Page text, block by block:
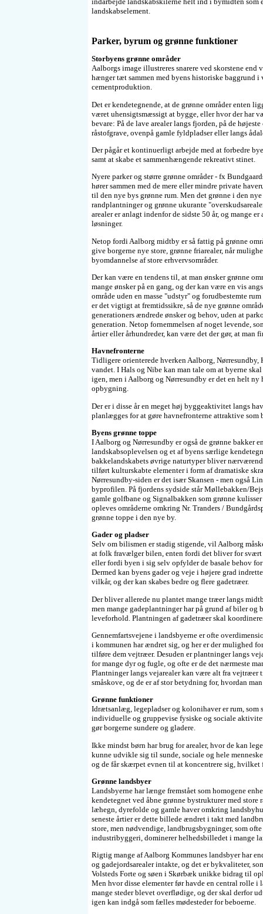
landskabselement.
Parker, byrum og grønne funktioner
Storbyens grønne områder
Aalborgs image illustreres snarere ved skorstene end
hænger tæt sammen med byens historiske baggrund
cementproduktion.
Det er kendetegnende, at de grønne områder enten
været uhensigtsmæssigt at bygge, eller hvor der har
bevare: På de lave arealer langs fjorden, på de
råstofgrave, ovenpå gamle fyldpladser eller langs
Der pågår et kontinuerligt arbejde med at forbedre
samt at skabe et sammenhængende rekreativt stinet.
Nyere parker og større grønne områder - fx
hører sammen med de mere eller mindre private
til den nye bys grønne rum. Men det grønne i den
randplantninger og grønne ukurante
arealer er anlagt indenfor de sidste 50 år, og mange
løsninger.
Netop fordi Aalborg midtby er så fattig på grønne
give borgerne nye store, grønne friarealer, når
byomdannelse af store erhvervsområder.
Der kan være en tendens til, at man ønsker grønne
mange ønsker på en gang, og der kan være en vis
område uden en masse "udstyr" og forudbestemte
er det vigtigt at fremtidssikre, så de nye grønne
generationers ændrede ønsker og behov, uden at
generation. Netop fornemmelsen af noget levende,
årtier eller århundreder, kan være det der gør, at man
Havnefronterne
Tidligere orienterede hverken Aalborg, Nørresundby,
vandet. I Hals og Nibe kan man tale om at byerne
igen, men i Aalborg og Nørresundby er det en helt ny
opbygning.
Der er i disse år en meget høj byggeaktivitet langs
planlægges for at gøre havnefronterne attraktive som
Byens grønne toppe
I Aalborg og Nørresundby er også de grønne bakker
landskabsoplevelsen og et af byens særlige
bakkelandskabets øvrige naturtyper bliver
tilført kulturskabte elementer i form af dramatiske
Nørresundby-siden er det især Skansen - men også
byprofilen. På fjordens sydside står Møllebakken/
gamle golfbane og Signalbakken som grønne
opleves områderne omkring Nr. Tranders /
grønne toppe i den nye by.
Gader og pladser
Selv om bilismen er stadig stigende, vil Aalborg
at folk fravælger bilen, enten fordi det bliver for svært
eller fordi byen i sig selv opfylder de basale behov
Dermed kan byens gader og veje i højere grad
vilkår, og der kan skabes bedre og flere gadetræer.
Der bliver allerede nu plantet mange træer langs
men mange gadeplantninger har på grund af biler og
leveforhold. Plantningen af gadetræer skal
Gennemfartsvejene i landsbyerne er ofte
i kommunen har ændret sig, og her er der mulighed
tilføre dem vejtræer. Desuden er plantninger langs
for mange dyr og fugle, og ofte er de det nærmeste
Plantninger langs vejarealer kan være alt fra
småskove, og de er af stor betydning for, hvordan
Grønne funktioner
Idrætsanlæg, legepladser og kolonihaver er rum, som
individuelle og gruppevise fysiske og sociale
gør borgerne sundere og gladere.
Ikke mindst børn har brug for arealer, hvor de kan
kunne udvikle sig til sunde, sociale og hele
og de får skærpet evnen til at koncentrere sig, hvilket
Grønne landsbyer
Landsbyerne har længe fremstået som homogene
kendetegnet ved åbne grønne bystrukturer med
læhegn, dyrefolde og gamle haver omkring
seneste årtier er dette billede ændret i takt med
store, men nødvendige, landbrugsbygninger, som
industribyggeri, dominerer helhedsbilledet i mange
Rigtig mange af Aalborg Kommunes landsbyer har
og gadejordsarealer intakte, og det er bykvaliteter,
Volsteds Forte og søen i Skørbæk unikke bidrag til
Men hvor disse elementer før havde en central rolle i
mange steder blevet overflødige, og der skal derfor
igen kan indgå som fælles mødesteder for beboerne.